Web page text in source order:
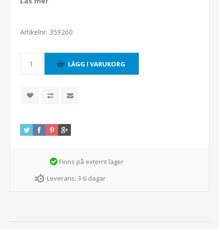
Artikelnr: 359260
Finns på externt lager
Leverans: 3-6 dagar